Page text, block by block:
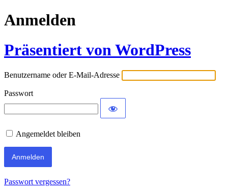
Anmelden
Präsentiert von WordPress
Benutzername oder E-Mail-Adresse
Passwort
Angemeldet bleiben
Passwort vergessen?